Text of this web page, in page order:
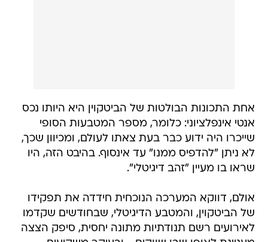
אחת התכונות הבולטות של הביטקוין היא היותו נכס
אנטי אינפלציוני: כלומר, מספר המטבעות הסופי
שייכרו היה ידוע כבר בעת צאתו לעולם, ומכיוון שכך,
לא ניתן "להדפיס ממנו" עד אינסוף. בהיבט הזה, היו
שראו בו מעיין "זהב דיגיטלי".
אולם, דווקא המערכה הנוכחית חידדה את תפקידו
של הביטקוין, והמטבע הדיגיטלי, שבחודשים שקדמו
לאירועים רשם תנודתיות מתונה יחסית, סיפק הצצה